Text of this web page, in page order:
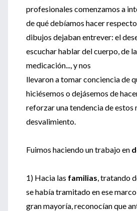
profesionales comenzamos a
de qué debíamos hacer
dibujos dejaban entrever: el
escuchar hablar del cuerpo, de
medicación..., y nos
llevaron a tomar conciencia de
hiciésemos o dejásemos de
reforzar una tendencia de estos
desvalimiento.
Fuimos haciendo un trabajo en
1) Hacia las familias, tratando
se había tramitado en ese
gran mayoría, reconocían que